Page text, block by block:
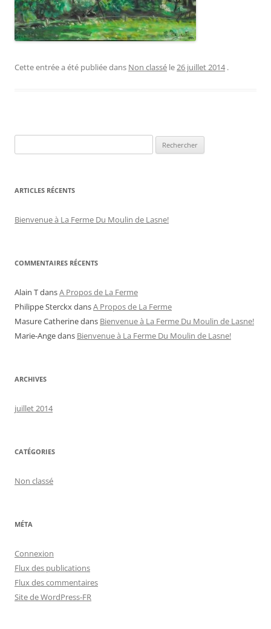
Cette entrée a été publiée dans Non classé le26 juillet 2014 .
ARTICLES RÉCENTS
Bienvenue à La Ferme Du Moulin de Lasne!
COMMENTAIRES RÉCENTS
Alain TdansA Propos de La Ferme
Philippe SterckxdansA Propos de La Ferme
Masure Catherinedans Bienvenue à La Ferme Du Moulin de Lasne!
Marie-Angedans Bienvenue à La Ferme Du Moulin de Lasne!
ARCHIVES
juillet 2014
CATÉGORIES
Non classé
MÉTA
Connexion
Flux des publications
Flux des commentaires
Site de WordPress-FR